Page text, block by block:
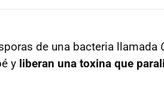
de una bacteria llamada
y liberan una toxina que